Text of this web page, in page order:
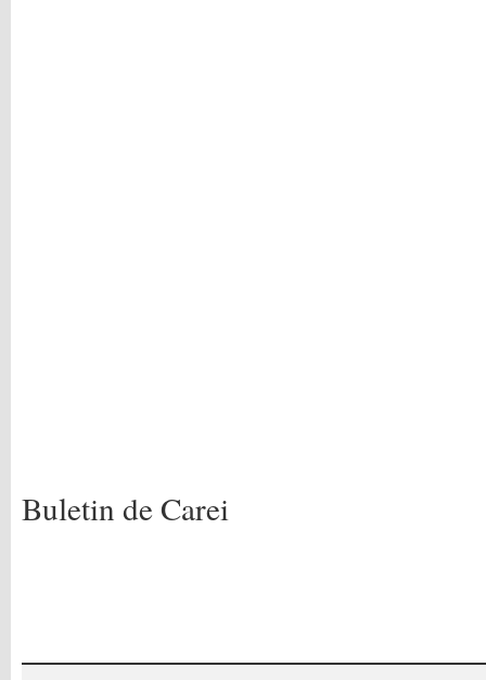
Buletin de Carei